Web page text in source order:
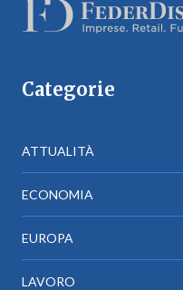
Categorie
ATTUALITÀ
ECONOMIA
EUROPA
LAVORO